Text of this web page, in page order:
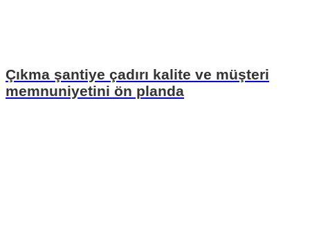
Çıkma şantiye çadırı kalite ve müşteri
memnuniyetini ön planda